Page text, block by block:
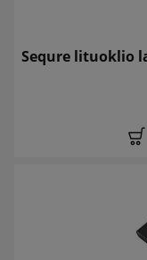
Sequre lituoklio